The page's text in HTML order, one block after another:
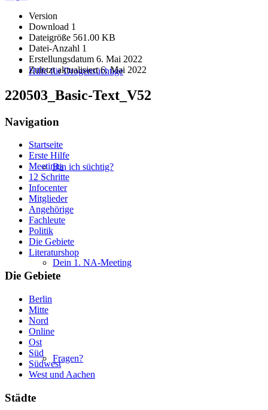
Hilfe für Drogensüchtige
Bin ich süchtig?
Dein 1. NA-Meeting
Fragen?
Version
Download 1
Dateigröße 561.00 KB
Datei-Anzahl 1
Erstellungsdatum 6. Mai 2022
Zuletzt aktualisiert6. Mai 2022
220503_Basic-Text_V52
Navigation
Startseite
Erste Hilfe
Meetings
12 Schritte
Infocenter
Mitglieder
Angehörige
Fachleute
Politik
Die Gebiete
Literaturshop
Die Gebiete
Berlin
Mitte
Nord
Online
Ost
Süd
Südwest
West und Aachen
Städte